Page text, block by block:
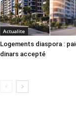
Actualite
Logements diaspora :
dinars accepté